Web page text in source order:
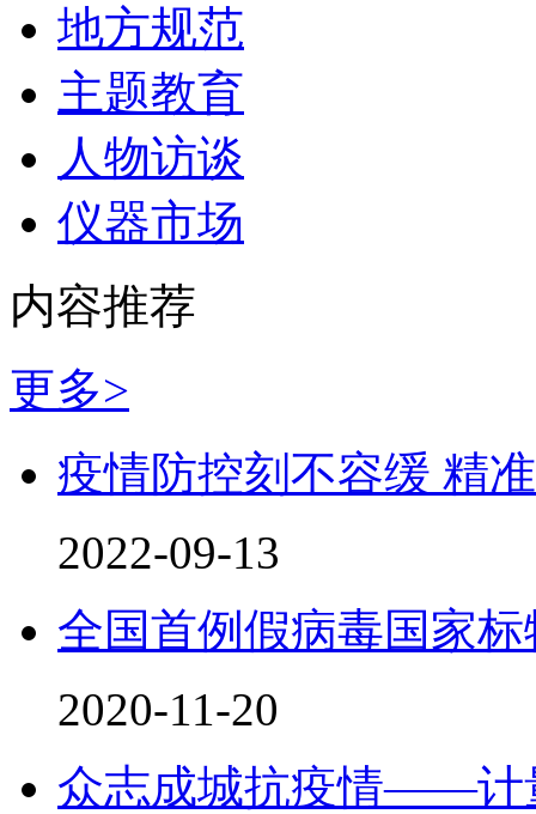
地方规范
主题教育
人物访谈
仪器市场
内容推荐
更多>
疫情防控刻不容缓 精
2022-09-13
全国首例假病毒国家
2020-11-20
众志成城抗疫情——计